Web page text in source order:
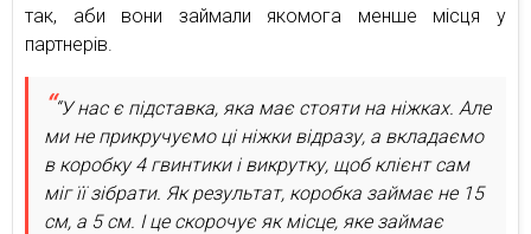
так, аби вони займали якомога менше місця у
партнерів.
“У нас є підставка, яка має стояти на ніжках. Але
ми не прикручуємо ці ніжки відразу, а вкладаємо
в коробку 4 гвинтики і викрутку, щоб клієнт сам
міг її зібрати. Як результат, коробка займає не 15
см, а 5 см. І це скорочує як місце, яке займає